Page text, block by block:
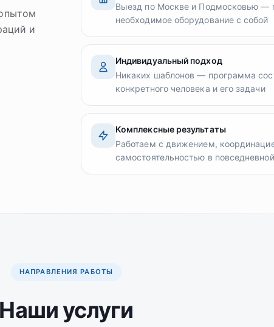
и
Выезд по Москве и Подмосковью —
необходимое оборудование с собой
Индивидуальный подход
Никаких шаблонов — программа
конкретного человека и его задачи
Комплексные результаты
Работаем с движением,
самостоятельностью в
НАПРАВЛЕНИЯ РАБОТЫ
Наши услуги